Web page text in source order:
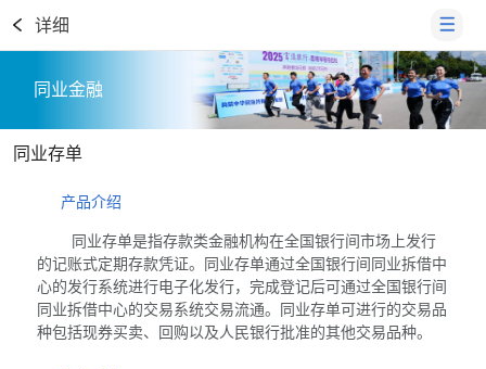
详细
同业金融
同业存单
产品介绍
同业存单是指存款类金融机构在全国银行间市场上发行
的记账式定期存款凭证。同业存单通过全国银行间同业拆借中
心的发行系统进行电子化发行，完成登记后可通过全国银行间
同业拆借中心的交易系统交易流通。同业存单可进行的交易品
种包括现券买卖、回购以及人民银行批准的其他交易品种。